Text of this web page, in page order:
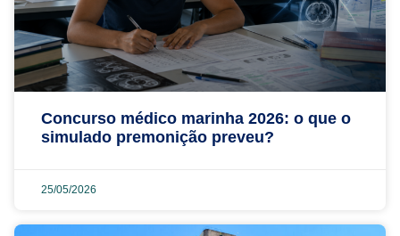
Concurso médico marinha 2026: o que o
simulado premonição preveu?
25/05/2026